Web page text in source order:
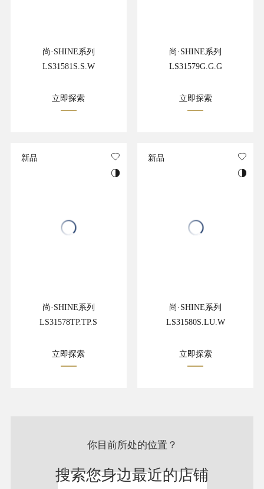
尚·SHINE系列
LS31581S.S.W
立即探索
尚·SHINE系列
LS31579G.G.G
立即探索
尚·SHINE系列
LS31578TP.TP.S
立即探索
新品
尚·SHINE系列
LS31580S.LU.W
立即探索
新品
你目前所处的位置？
搜索您身边最近的店铺